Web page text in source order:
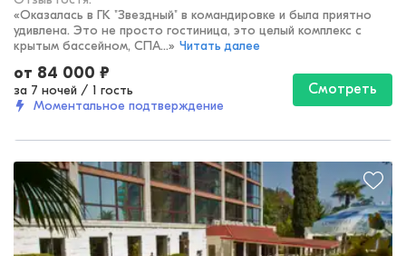
«Оказалась в ГК "Звездный" в командировке и была приятно
удивлена. Это не просто гостиница, это целый комплекс с
крытым бассейном, СПА...» Читать далее
от 84 000 ₽
за 7 ночей / 1 гость
Моментальное подтверждение
Смотреть